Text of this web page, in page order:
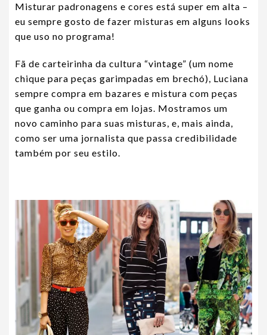
Misturar padronagens e cores está super em alta –
eu sempre gosto de fazer misturas em alguns looks
que uso no programa!
Fã de carteirinha da cultura “vintage” (um nome
chique para peças garimpadas em brechó), Luciana
sempre compra em bazares e mistura com peças
que ganha ou compra em lojas. Mostramos um
novo caminho para suas misturas, e, mais ainda,
como ser uma jornalista que passa credibilidade
também por seu estilo.